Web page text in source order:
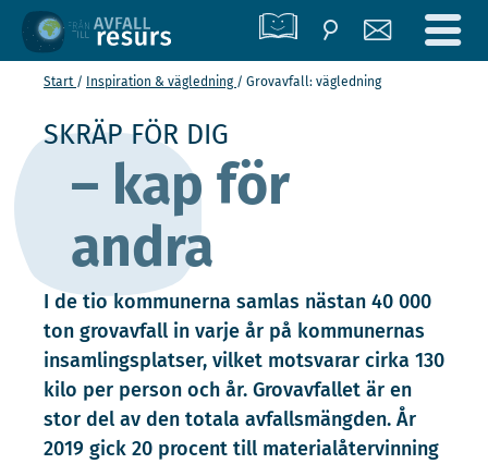
Start Inspiration & vägledning Grovavfall: vägledning
SKRÄP FÖR DIG
– kap för
andra
I de tio kommunerna samlas nästan 40 000
ton grovavfall in varje år på kommunernas
insamlingsplatser, vilket motsvarar cirka 130
kilo per person och år. Grovavfallet är en
stor del av den totala avfallsmängden. År
2019 gick 20 procent till materialåtervinning